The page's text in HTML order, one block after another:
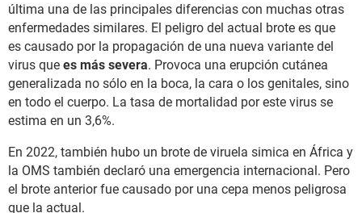
última una de las principales diferencias con muchas otras
enfermedades similares. El peligro del actual brote es que
es causado por la propagación de una nueva variante del
virus que es más severa. Provoca una erupción cutánea
generalizada no sólo en la boca, la cara o los genitales, sino
en todo el cuerpo. La tasa de mortalidad por este virus se
estima en un 3,6%.
En 2022, también hubo un brote de viruela simica en África y
la OMS también declaró una emergencia internacional. Pero
el brote anterior fue causado por una cepa menos peligrosa
que la actual.